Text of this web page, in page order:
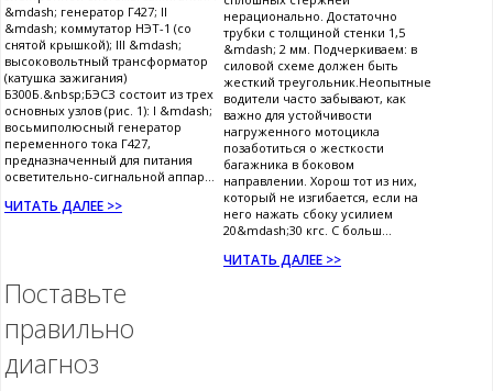
&mdash; генератор Г427; II
&mdash; коммутатор НЭТ-1 (со
снятой крышкой); III &mdash;
высоковольтный трансформатор
(катушка зажигания)
Б300Б.&nbsp;БЭСЗ состоит из трех
основных узлов (рис. 1): I &mdash;
восьмиполюсный генератор
переменного тока Г427,
предназначенный для питания
осветительно-сигнальной аппар...
ЧИТАТЬ ДАЛЕЕ >>
нерационально. Достаточно
трубки с толщиной стенки 1,5
&mdash; 2 мм. Подчеркиваем: в
силовой схеме должен быть
жесткий треугольник.Неопытные
водители часто забывают, как
важно для устойчивости
нагруженного мотоцикла
позаботиться о жесткости
багажника в боковом
направлении. Хорош тот из них,
который не изгибается, если на
него нажать сбоку усилием
20&mdash;30 кгс. С больш...
ЧИТАТЬ ДАЛЕЕ >>
Поставьте
правильно
диагноз